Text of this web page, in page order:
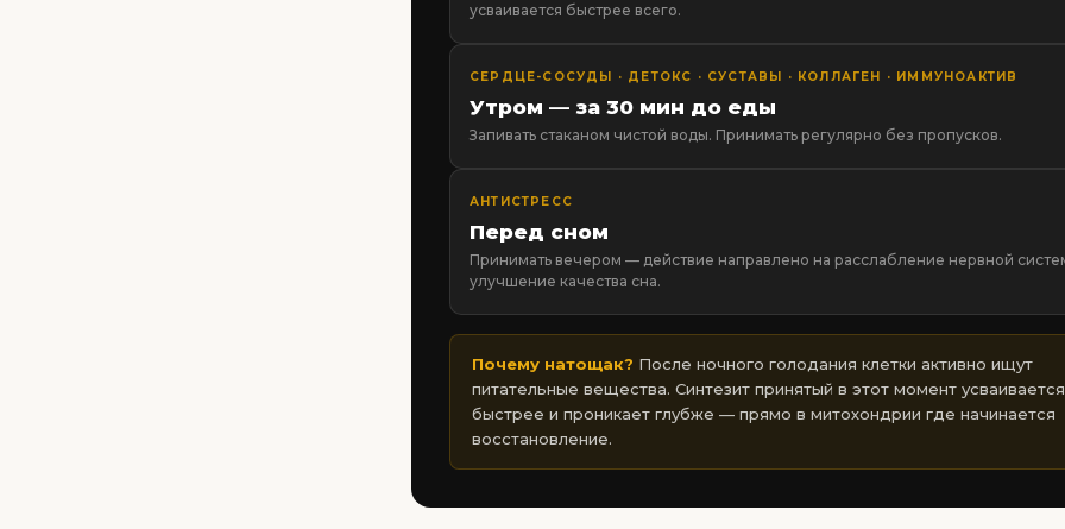
усваивается быстрее всего.
СЕРДЦЕ-СОСУДЫ · ДЕТОКС · СУСТАВЫ · КОЛЛАГЕН · ИММУНОАКТИВ
Утром — за 30 мин до еды
Запивать стаканом чистой воды. Принимать регулярно без пропусков.
АНТИСТРЕСС
Перед сном
Принимать вечером — действие направлено на расслабление нервной
улучшение качества сна.
Почему натощак? После ночного голодания клетки активно ищут
питательные вещества. Синтезит принятый в этот момент усваивается
быстрее и проникает глубже — прямо в митохондрии где начинается
восстановление.